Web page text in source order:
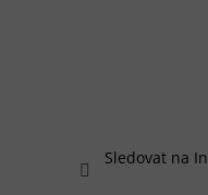
Sledovat na